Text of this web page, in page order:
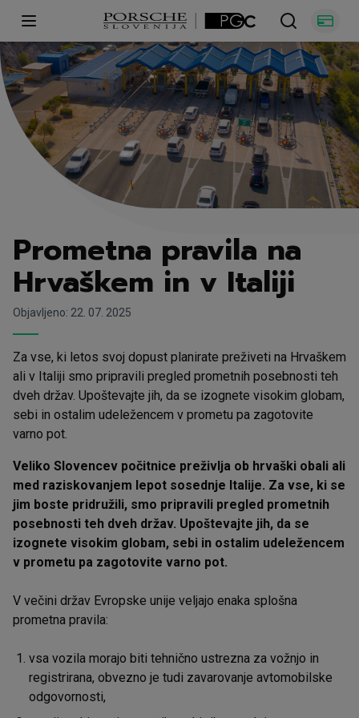
Open main menu
Prometna pravila na
Hrvaškem in v Italiji
Objavljeno: 22. 07. 2025
Za vse, ki letos svoj dopust planirate preživeti na Hrvaškem
ali v Italiji smo pripravili pregled prometnih posebnosti teh
dveh držav. Upoštevajte jih, da se izognete visokim globam,
sebi in ostalim udeležencem v prometu pa zagotovite
varno pot.
Veliko Slovencev počitnice preživlja ob hrvaški obali ali
med raziskovanjem lepot sosednje Italije. Za vse, ki se
jim boste pridružili, smo pripravili pregled prometnih
posebnosti teh dveh držav. Upoštevajte jih, da se
izognete visokim globam, sebi in ostalim udeležencem
v prometu pa zagotovite varno pot.
V večini držav Evropske unije veljajo enaka splošna
prometna pravila:
vsa vozila morajo biti tehnično ustrezna za vožnjo in
registrirana, obvezno je tudi zavarovanje avtomobilske
odgovornosti,